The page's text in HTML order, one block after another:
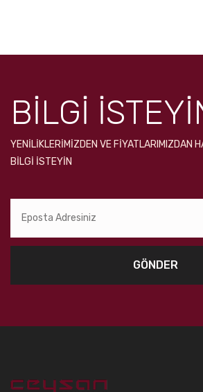
BİLGİ
YENILIKLERIMIZDEN VE FIYATLARIMIZDAN
BILGI ISTEYIN
GÖNDER